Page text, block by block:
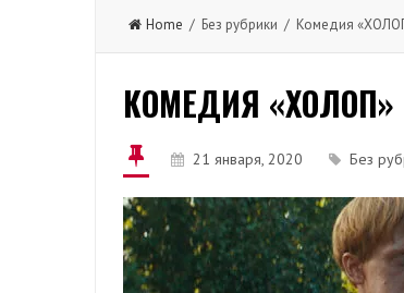
Home / Без рубрики / Комедия
КОМЕДИЯ
21 января, 2020 Без